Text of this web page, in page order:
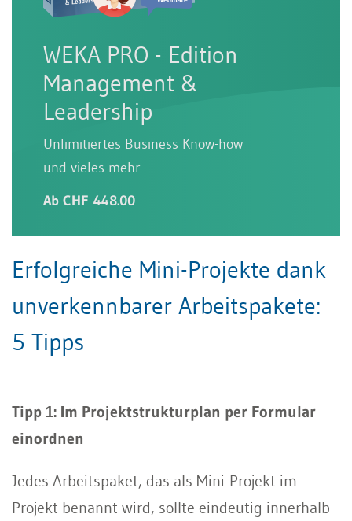
WEKA PRO - Edition
Management &
Leadership
Unlimitiertes Business Know-how
und vieles mehr
Ab CHF 448.00
Erfolgreiche Mini-Projekte dank
unverkennbarer Arbeitspakete:
5 Tipps
Tipp 1: Im Projektstrukturplan per Formular
einordnen
Jedes Arbeitspaket, das als Mini-Projekt im
Projekt benannt wird, sollte eindeutig innerhalb